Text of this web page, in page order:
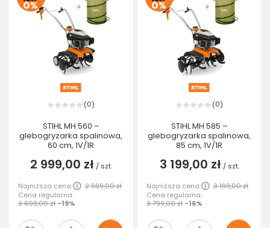
(0)
STIHL MH 560 –
glebogryzarka spalinowa,
60 cm, 1V/1R
2 999,00 zł / szt.
Najniższa cena:
2 999,00 zł
Cena regularna:
3 699,00 zł -19%
(0)
STIHL MH 585 –
glebogryzarka spalinowa,
85 cm, 1V/1R
3 199,00 zł / szt.
Najniższa cena:
3 199,00 zł
Cena regularna:
3 799,00 zł -16%